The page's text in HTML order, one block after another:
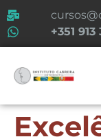
+351